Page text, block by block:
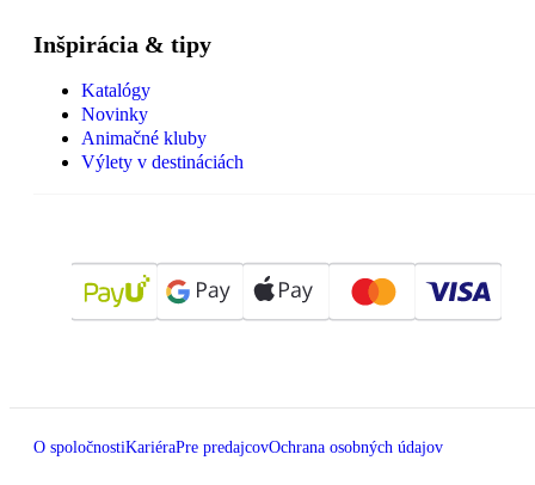
Inšpirácia & tipy
Katalógy
Novinky
Animačné kluby
Výlety v destináciách
O spoločnostiKariéraPre predajcovOchrana osobných údajov